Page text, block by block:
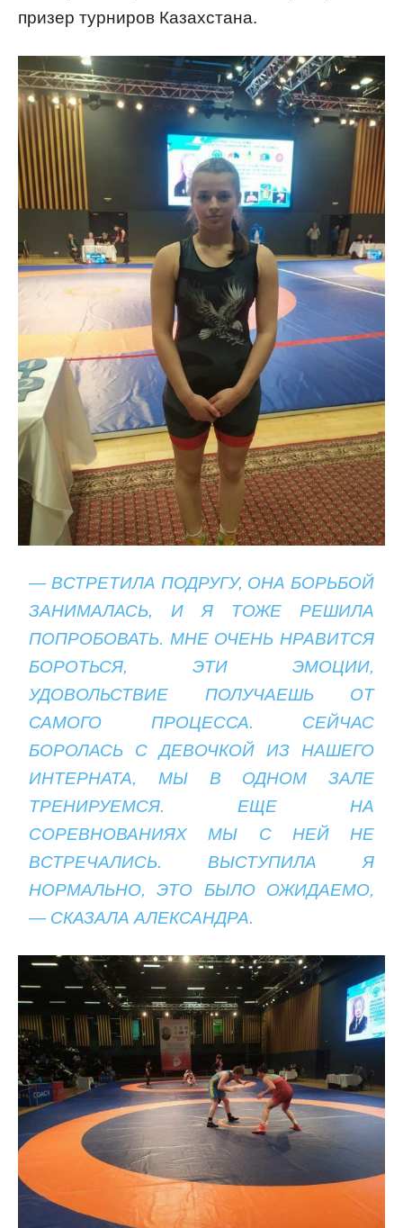
призер турниров Казахстана.
— ВСТРЕТИЛА ПОДРУГУ, ОНА БОРЬБОЙ
ЗАНИМАЛАСЬ, И Я ТОЖЕ РЕШИЛА
ПОПРОБОВАТЬ. МНЕ ОЧЕНЬ НРАВИТСЯ
БОРОТЬСЯ, ЭТИ ЭМОЦИИ,
УДОВОЛЬСТВИЕ ПОЛУЧАЕШЬ ОТ
САМОГО ПРОЦЕССА. СЕЙЧАС
БОРОЛАСЬ С ДЕВОЧКОЙ ИЗ НАШЕГО
ИНТЕРНАТА, МЫ В ОДНОМ ЗАЛЕ
ТРЕНИРУЕМСЯ. ЕЩЕ НА
СОРЕВНОВАНИЯХ МЫ С НЕЙ НЕ
ВСТРЕЧАЛИСЬ. ВЫСТУПИЛА Я
НОРМАЛЬНО, ЭТО БЫЛО ОЖИДАЕМО,
— СКАЗАЛА АЛЕКСАНДРА.